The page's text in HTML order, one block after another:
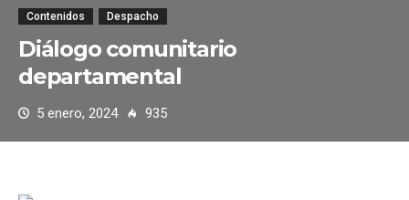
Contenidos Despacho
Diálogo comunitario
departamental
5 enero, 2024 935